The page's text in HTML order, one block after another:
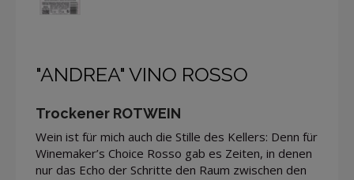
"ANDREA" VINO ROSSO
Trockener ROTWEIN
Wein ist für mich auch die Stille des Kellers: Denn für
Winemaker’s Choice Rosso gab es Zeiten, in denen
nur das Echo der Schritte den Raum zwischen den